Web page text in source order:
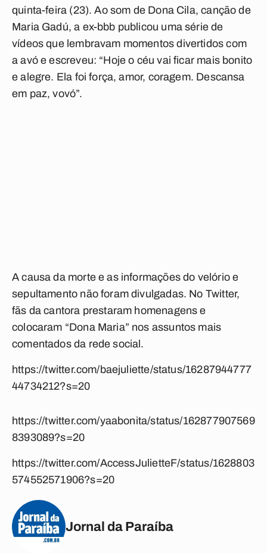
quinta-feira (23). Ao som de Dona Cila, canção de
Maria Gadú, a ex-bbb publicou uma série de
vídeos que lembravam momentos divertidos com
a avó e escreveu: “Hoje o céu vai ficar mais bonito
e alegre. Ela foi força, amor, coragem. Descansa
em paz, vovó”.
A causa da morte e as informações do velório e
sepultamento não foram divulgadas. No Twitter,
fãs da cantora prestaram homenagens e
colocaram “Dona Maria” nos assuntos mais
comentados da rede social.
https://twitter.com/baejuliette/status/16287944777
44734212?s=20
https://twitter.com/yaabonita/status/162877907569
8393089?s=20
https://twitter.com/AccessJulietteF/status/1628803
574552571906?s=20
Jornal da Paraíba